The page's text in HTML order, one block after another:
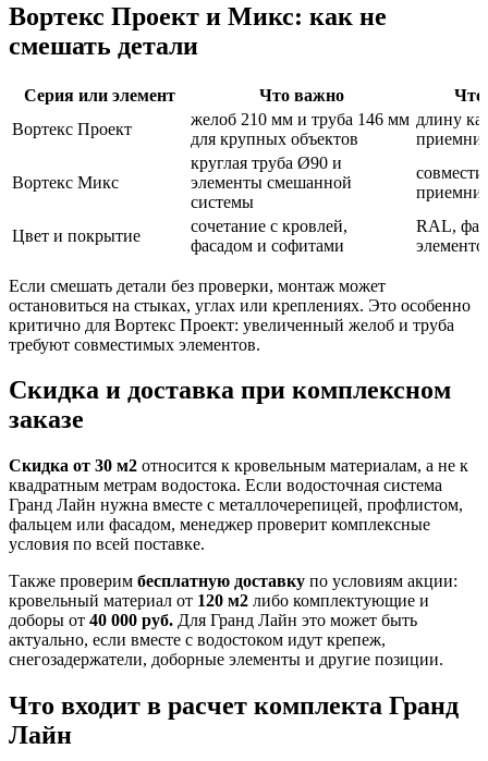
Вортекс Проект и Микс: как не
смешать детали
Серия или элемент Что важно
Что
Вортекс Проект
желоб 210 мм и труба 146 мм
для крупных объектов
длину
Вортекс Микс
круглая труба Ø90 и
элементы смешанной
системы
Цвет и покрытие
сочетание с кровлей,
фасадом и софитами
RAL,
Если смешать детали без проверки, монтаж может
остановиться на стыках, углах или креплениях. Это особенно
критично для Вортекс Проект: увеличенный желоб и труба
требуют совместимых элементов.
Скидка и доставка при комплексном
заказе
Скидка от 30 м2 относится к кровельным материалам, а не к
квадратным метрам водостока. Если водосточная система
Гранд Лайн нужна вместе с металлочерепицей, профлистом,
фальцем или фасадом, менеджер проверит комплексные
условия по всей поставке.
Также проверим бесплатную доставку по условиям акции:
кровельный материал от 120 м2 либо комплектующие и
доборы от 40 000 руб. Для Гранд Лайн это может быть
актуально, если вместе с водостоком идут крепеж,
снегозадержатели, доборные элементы и другие позиции.
Что входит в расчет комплекта Гранд
Лайн